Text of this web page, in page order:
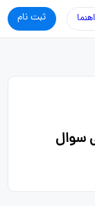
ثبت نام
سوال